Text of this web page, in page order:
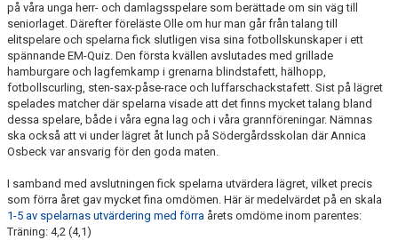
på våra unga herr- och damlagsspelare som berättade om sin väg till
seniorlaget. Därefter föreläste Olle om hur man går från talang till
elitspelare och spelarna fick slutligen visa sina fotbollskunskaper i ett
spännande EM-Quiz. Den första kvällen avslutades med grillade
hamburgare och lagfemkamp i grenarna blindstafett, hälhopp,
fotbollscurling, sten-sax-påse-race och luffarschackstafett. Sist på lägret
spelades matcher där spelarna visade att det finns mycket talang bland
dessa spelare, både i våra egna lag och i våra grannföreningar. Nämnas
ska också att vi under lägret åt lunch på Södergårdsskolan där Annica
Osbeck var ansvarig för den goda maten.
I samband med avslutningen fick spelarna utvärdera lägret, vilket precis
som förra året gav mycket fina omdömen. Här är medelvärdet på en skala
1-5 av spelarnas utvärdering med förra årets omdöme inom parentes:
Träning: 4,2 (4,1)